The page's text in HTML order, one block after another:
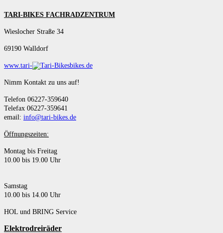
TARI-BIKES FACHRADZENTRUM
Wieslocher Straße 34
69190 Walldorf
www.tari- bikes.de
Nimm Kontakt zu uns auf!
Telefon 06227-359640
Telefax 06227-359641
email: info@tari-bikes.de
Öffnungszeiten:
Montag bis Freitag
10.00 bis 19.00 Uhr
Samstag
10.00 bis 14.00 Uhr
HOL und BRING Service
Elektrodreiräder